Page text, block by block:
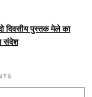
दिवसीय पुस्तक मेले का
संदेश